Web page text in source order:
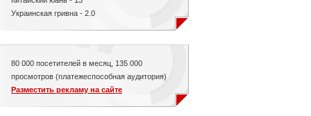
Украинская гривна - 2.0
80 000 посетителей в месяц, 135 000
просмотров (платежеспособная аудитория)
Разместить рекламу на сайте